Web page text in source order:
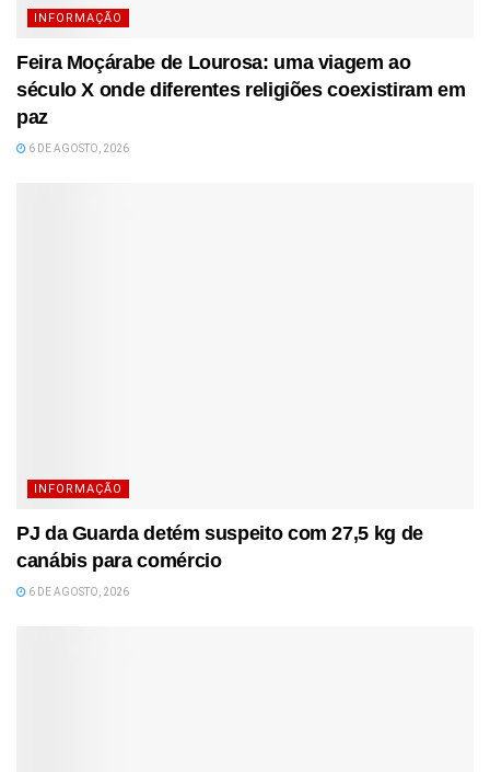
INFORMAÇÃO
Feira Moçárabe de Lourosa: uma viagem ao
século X onde diferentes religiões coexistiram em
paz
6 DE AGOSTO, 2026
INFORMAÇÃO
PJ da Guarda detém suspeito com 27,5 kg de
canábis para comércio
6 DE AGOSTO, 2026